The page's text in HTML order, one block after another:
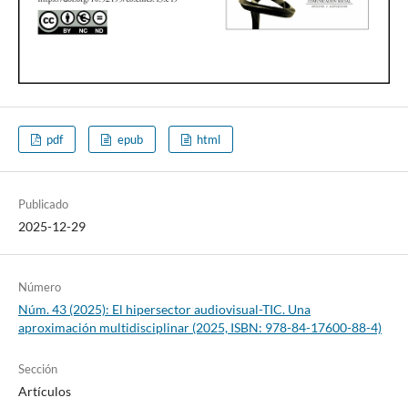
pdf epub html
Publicado
2025-12-29
Número
Núm. 43 (2025): El hipersector audiovisual-TIC. Una
aproximación multidisciplinar (2025, ISBN: 978-84-17600-88-4)
Sección
Artículos